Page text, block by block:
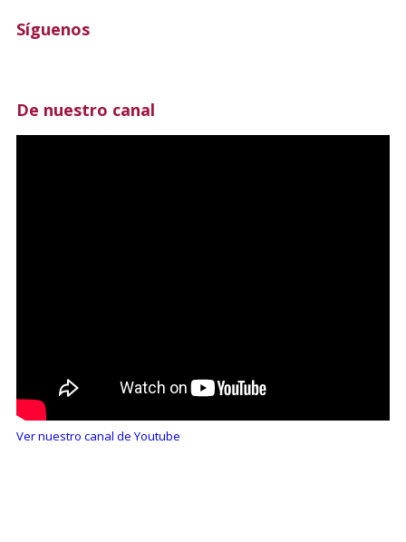
Síguenos
De nuestro canal
Ver nuestro canal de Youtube